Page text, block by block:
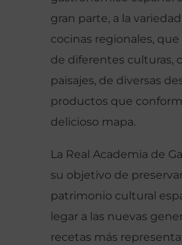
gran parte, a la
cocinas regionales,
de diferentes culturas,
paisajes, de diversas
productos que
delicioso mapa.
La Real Academia de
su objetivo de
patrimonio cultural
legar a las nuevas
recetas más